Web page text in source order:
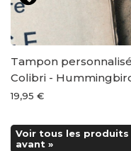
Tampon personnalisé
Colibri -
19,95 €
Voir tous les
avant »